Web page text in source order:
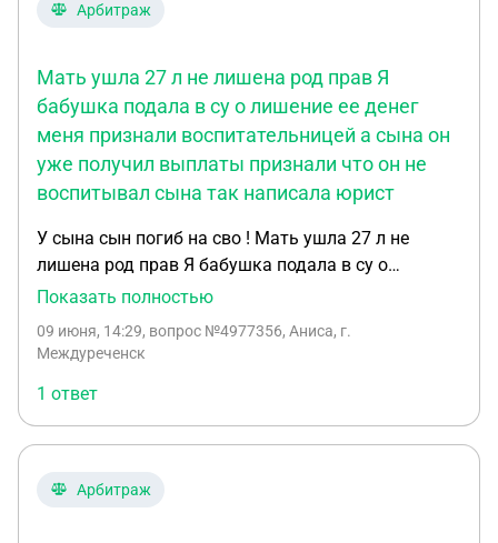
Арбитраж
Мать ушла 27 л не лишена род прав Я
бабушка подала в су о лишение ее денег
меня признали воспитательницей а сына он
уже получил выплаты признали что он не
воспитывал сына так написала юрист
У сына сын погиб на сво ! Мать ушла 27 л не
лишена род прав Я бабушка подала в су о
лишение ее денег меня признали
выплаты признали что он не воспитывал сына
Показать полностью
09 июня, 14:29, вопрос №4977356, Аниса, г.
Междуреченск
1 ответ
Арбитраж